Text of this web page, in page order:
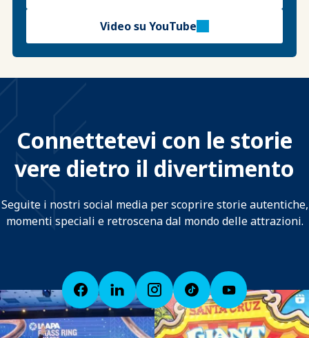
Video su YouTube
Connettetevi con le storie
vere dietro il divertimento
Seguite i nostri social media per scoprire storie autentiche,
momenti speciali e retroscena dal mondo delle attrazioni.